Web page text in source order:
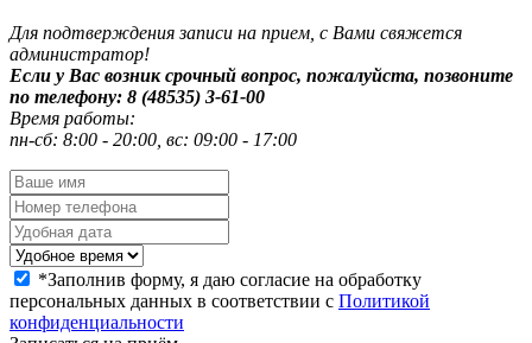
Для подтверждения записи на прием, с Вами свяжется
администратор!
Если у Вас возник срочный вопрос, пожалуйста, позвоните
по телефону: 8 (48535) 3-61-00
Время работы:
пн-сб: 8:00 - 20:00, вс: 09:00 - 17:00
*Заполнив форму, я даю согласие на обработку
персональных данных в соответствии с Политикой
конфиденциальности